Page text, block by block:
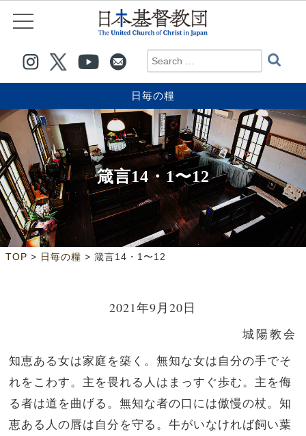
日毎の糧
箴言14・1〜12
TOP > 日毎の糧 > 箴言14・1〜12
2021年9月20日
城陽教会
知恵ある女は家庭を築く。無知な女は自分の手でそ
れをこわす。主を畏れる人はまっすぐ歩む。主を侮
る者は道を曲げる。無知な者の口には傲慢の杖。知
恵ある人の唇は自分を守る。牛がいなければ飼い葉